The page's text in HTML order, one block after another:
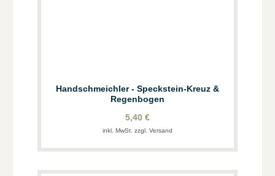
Handschmeichler - Speckstein-Kreuz &
Regenbogen
5,40 €
inkl. MwSt. zzgl. Versand